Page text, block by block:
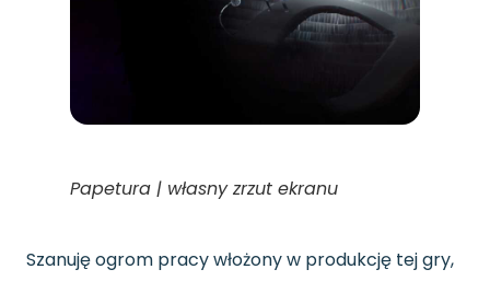
Papetura | własny zrzut ekranu
Szanuję ogrom pracy włożony w produkcję tej gry,